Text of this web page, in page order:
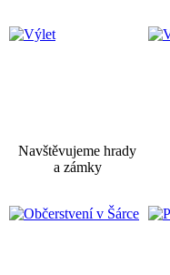
Navštěvujeme hrady
a zámky